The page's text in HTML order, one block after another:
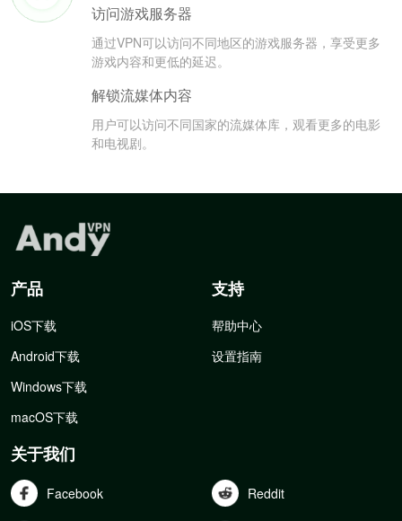
访问游戏服务器
通过VPN可以访问不同地区的游戏服务器，享受更多
游戏内容和更低的延迟。
解锁流媒体内容
用户可以访问不同国家的流媒体库，观看更多的电影
和电视剧。
产品
iOS下载
Android下载
Windows下载
macOS下载
支持
帮助中心
设置指南
关于我们
Facebook Reddit